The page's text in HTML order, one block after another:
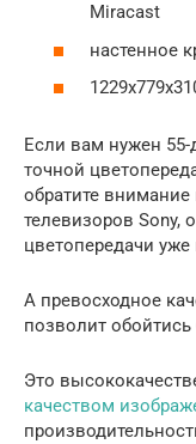
Miracast
настенное
Если вам нужен
точной
обратите
телевизоров Sony,
цветопередачи уже
А превосходное
позволит обойтись
Это
качеством